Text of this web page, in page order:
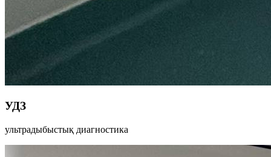
УДЗ
ультрадыбыстық диагностика